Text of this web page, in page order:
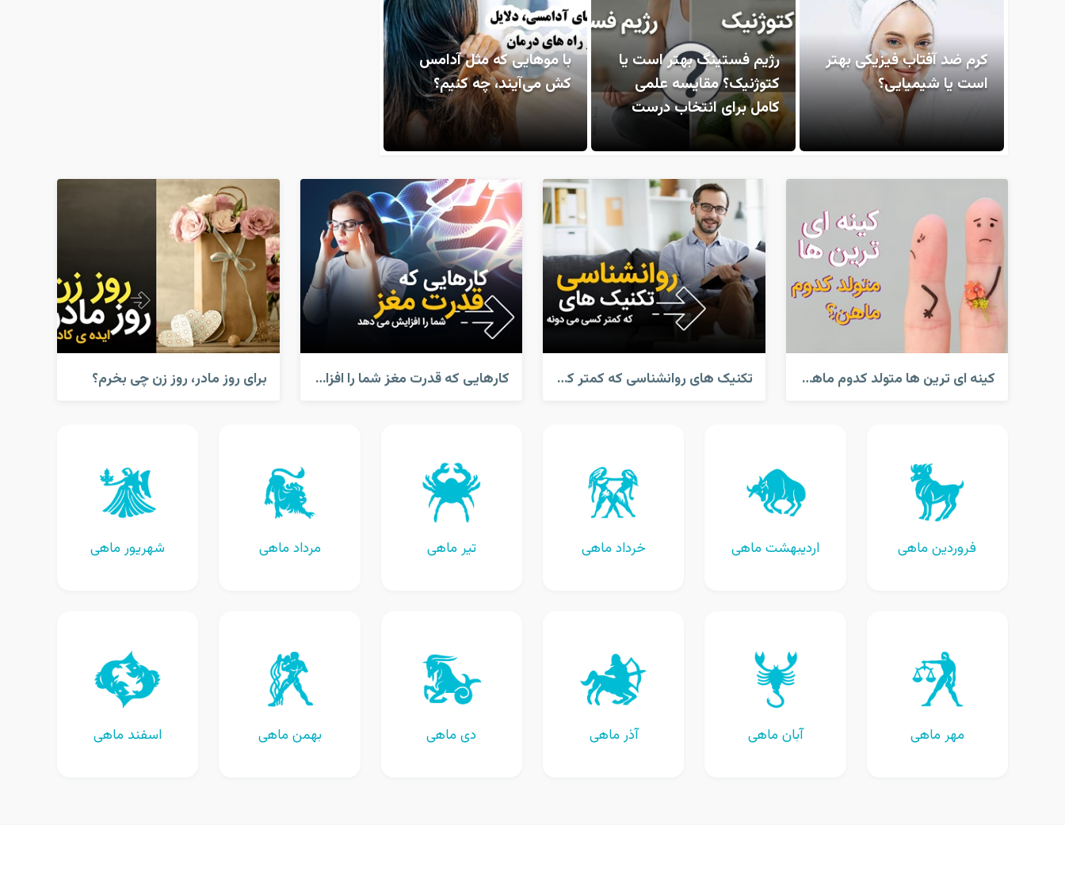
کرم ضد آفتاب فیزیکی بهتر
است یا شیمیایی؟
رژیم فستینگ بهتر است یا
کتوژنیک؟ مقایسه علمی
کامل برای انتخاب درست
با موهایی که مثل آدامس
کش می‌آیند، چه کنیم؟
کینه ای ترین ها متولد کدوم ماهن؟ تکنیک های روانشناسی که کمتر کسی میدونه کارهایی که قدرت مغز شما را افزایش می دهد! برای روز مادر، روز زن چی بخرم؟
فروردین ماهی اردیبهشت ماهی خرداد ماهی تیر ماهی مرداد ماهی شهریور ماهی
مهر ماهی آبان ماهی آذر ماهی دی ماهی بهمن ماهی اسفند ماهی